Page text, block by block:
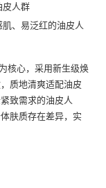
皮人群
肌、易泛红的油皮人
核心，采用新生级焕
质地清爽适配油皮
致需求的油皮人
肤质存在差异，实